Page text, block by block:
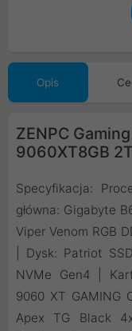
Opis
ZENPC
9060XT8GB
Specyfikacja:
główna: Gigabyte
Viper Venom RGB
| Dysk: Patriot
NVMe Gen4 |
9060 XT GAMING
Apex TG Black